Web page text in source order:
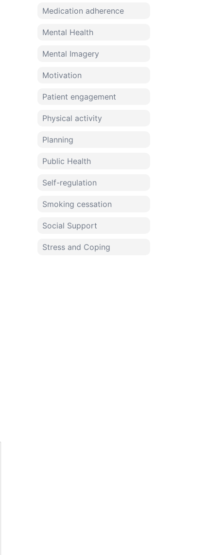
Medication adherence
Mental Health
Mental Imagery
Motivation
Patient engagement
Physical activity
Planning
Public Health
Self-regulation
Smoking cessation
Social Support
Stress and Coping